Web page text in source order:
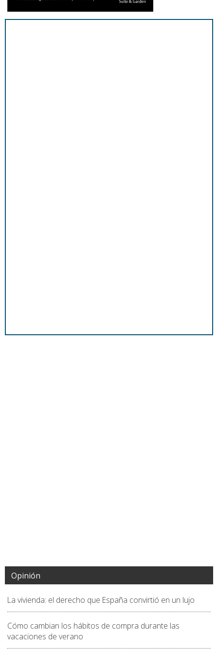
Opinión
La vivienda: el derecho que España convirtió en un lujo
Cómo cambian los hábitos de compra durante las
vacaciones de verano